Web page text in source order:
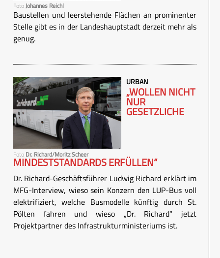
FotoJohannes Reichl
Baustellen und leerstehende Flächen an prominenter
Stelle gibt es in der Landeshauptstadt derzeit mehr als
genug.
Foto Dr. Richard/Moritz Scheer
URBAN
„WOLLEN NICHT
NUR
GESETZLICHE
MINDESTSTANDARDS ERFÜLLEN“
Dr. Richard-Geschäftsführer Ludwig Richard erklärt im
MFG-Interview, wieso sein Konzern den LUP-Bus voll
elektrifiziert, welche Busmodelle künftig durch St.
Pölten fahren und wieso „Dr. Richard“ jetzt
Projektpartner des Infrastrukturministeriums ist.